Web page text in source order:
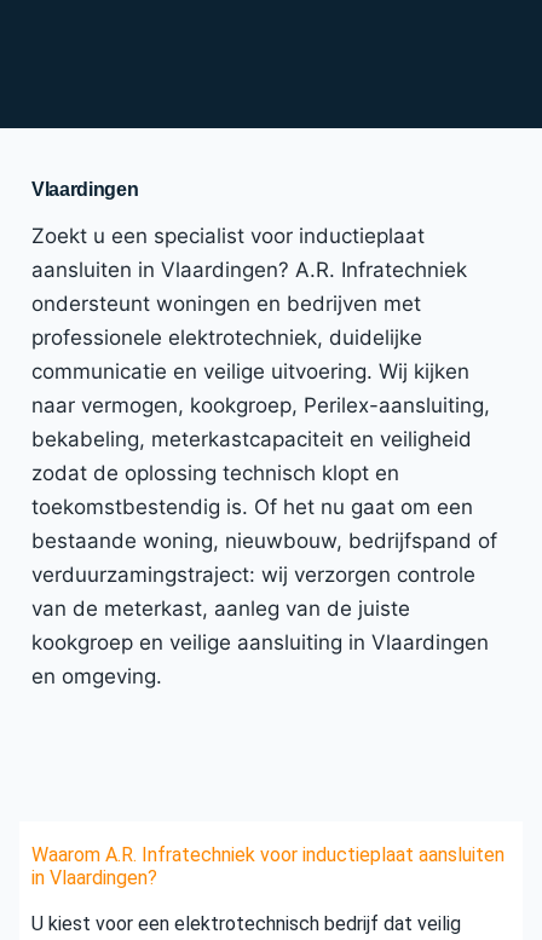
Vlaardingen
Zoekt u een specialist voor inductieplaat
aansluiten in Vlaardingen? A.R. Infratechniek
ondersteunt woningen en bedrijven met
professionele elektrotechniek, duidelijke
communicatie en veilige uitvoering. Wij kijken
naar vermogen, kookgroep, Perilex-aansluiting,
bekabeling, meterkastcapaciteit en veiligheid
zodat de oplossing technisch klopt en
toekomstbestendig is. Of het nu gaat om een
bestaande woning, nieuwbouw, bedrijfspand of
verduurzamingstraject: wij verzorgen controle
van de meterkast, aanleg van de juiste
kookgroep en veilige aansluiting in Vlaardingen
en omgeving.
Waarom A.R. Infratechniek voor inductieplaat aansluiten
in Vlaardingen?
U kiest voor een elektrotechnisch bedrijf dat veilig